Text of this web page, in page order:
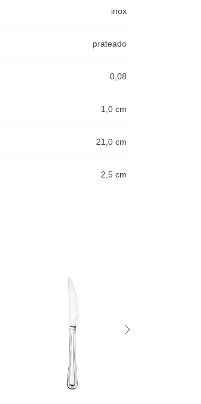
inox
prateado
0,08
1,0 cm
21,0 cm
2,5 cm